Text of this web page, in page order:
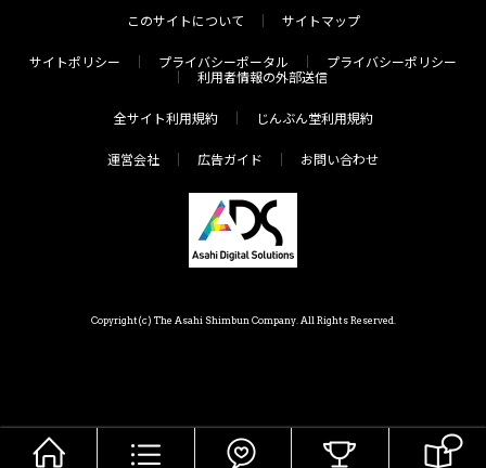
このサイトについて サイトマップ
サイトポリシー プライバシーポータル
プライバシーポリシー
利用者情報の外部送信
全サイト利用規約 じんぶん堂利用規約
運営会社 広告ガイド お問い合わせ
Copyright(c) The Asahi Shimbun Company. All Rights Reserved.